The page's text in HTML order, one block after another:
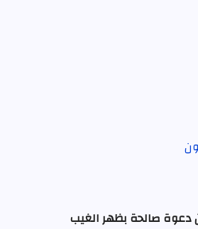
دعوة صالحة بظهر الغيب